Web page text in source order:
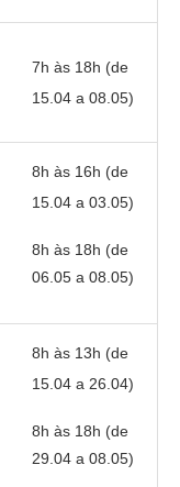
7h às 18h (de
15.04 a 08.05)
8h às 16h (de
15.04 a 03.05)
8h às 18h (de
06.05 a 08.05)
8h às 13h (de
15.04 a 26.04)
8h às 18h (de
29.04 a 08.05)